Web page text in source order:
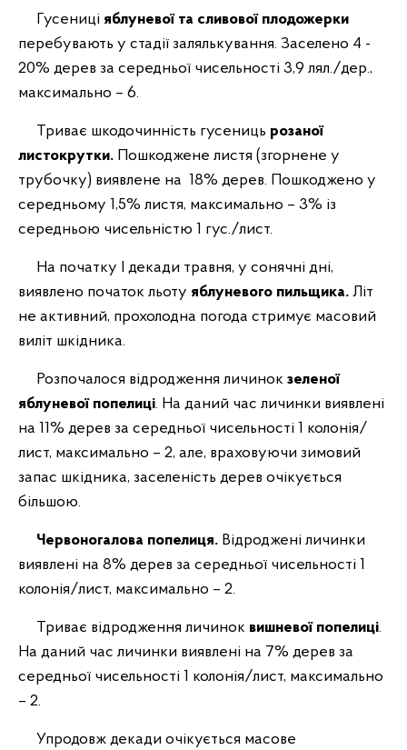
Гусениці яблуневої та сливової плодожерки
перебувають у стадії залялькування. Заселено 4 -
20% дерев за середньої чисельності 3,9 лял./дер.,
максимально – 6.
Триває шкодочинність гусениць розаної
листокрутки. Пошкоджене листя (згорнене у
трубочку) виявлене на 18% дерев. Пошкоджено у
середньому 1,5% листя, максимально – 3% із
середньою чисельністю 1 гус./лист.
На початку І декади травня, у сонячні дні,
виявлено початок льоту яблуневого пильщика. Літ
не активний, прохолодна погода стримує масовий
виліт шкідника.
Розпочалося відродження личинок зеленої
яблуневої попелиці. На даний час личинки виявлені
на 11% дерев за середньої чисельності 1 колонія/
лист, максимально – 2, але, враховуючи зимовий
запас шкідника, заселеність дерев очікується
більшою.
Червоногалова попелиця. Відроджені личинки
виявлені на 8% дерев за середньої чисельності 1
колонія/лист, максимально – 2.
Триває відродження личинок вишневої попелиці.
На даний час личинки виявлені на 7% дерев за
середньої чисельності 1 колонія/лист, максимально
– 2.
Упродовж декади очікується масове